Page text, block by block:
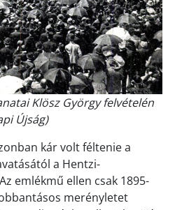
Klösz György felvételén
Újság)
kár volt féltenie a
a Hentzi-
emlékmű ellen csak 1895-
merényletet